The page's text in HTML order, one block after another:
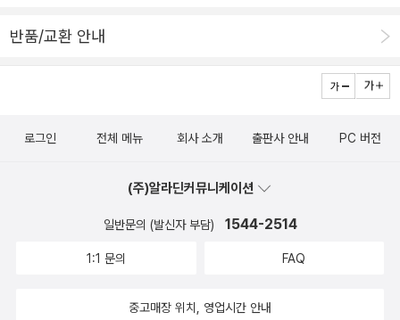
반품/교환 안내
로그인 전체 메뉴 회사 소개 출판사 안내 PC 버전
(주)알라딘커뮤니케이션
일반문의 (발신자 부담) 1544-2514
1:1 문의 FAQ
중고매장 위치, 영업시간 안내